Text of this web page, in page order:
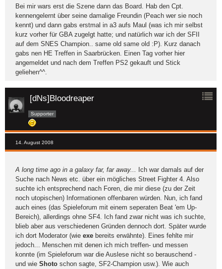
Bei mir wars erst die Szene dann das Board. Hab den Cpt.
kennengelernt über seine damalige Freundin (Peach wer sie noch
kennt) und dann gabs erstmal in a3 aufs Maul (was ich mir selbst
kurz vorher für GBA zugelgt hatte; und natürlich war ich der SFII
auf dem SNES Champion.. same old same old :P). Kurz danach
gabs nen HE Treffen in Saarbrücken. Einen Tag vorher hier
angemeldet und nach dem Treffen PS2 gekauft und Stick
geliehen^^.
[dNs]Bloodreaper
Supporter
14. August 2008
A long time ago in a galaxy far, far away...
Ich war damals auf der
Suche nach News etc. über ein mögliches Street Fighter 4. Also
suchte ich entsprechend nach Foren, die mir diese (zu der Zeit
noch utopischen) Informationen offenbaren würden. Nun, ich fand
auch eines (das Spieleforum mit einem seperaten Beat 'em Up-
Bereich), allerdings ohne SF4. Ich fand zwar nicht was ich suchte,
blieb aber aus verschiedenen Gründen dennoch dort. Später wurde
ich dort Moderator (wie exe bereits erwähnte). Eines fehlte mir
jedoch... Menschen mit denen ich mich treffen- und messen
konnte (im Spieleforum war die Auslese nicht so berauschend -
und wie Shoto schon sagte, SF2-Champion usw.). Wie auch